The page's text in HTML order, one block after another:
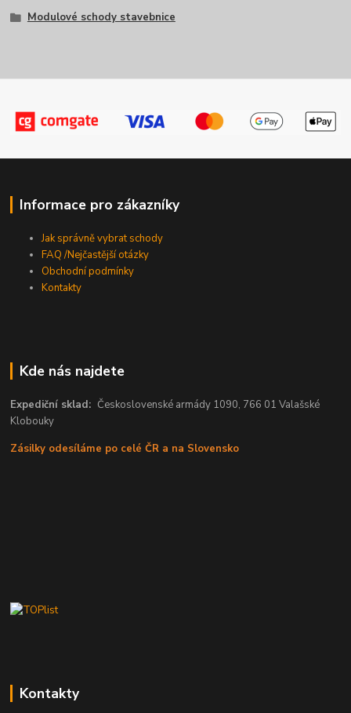
Modulové schody stavebnice
Informace pro zákazníky
Jak správně vybrat schody
FAQ /Nejčastější otázky
Obchodní podmínky
Kontakty
Kde nás najdete
Expediční sklad:Československé armády 1090, 766 01 Valašské
Klobouky
Zásilky odesíláme po celé ČR a na Slovensko
Kontakty